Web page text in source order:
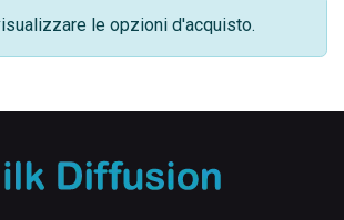
le opzioni d'acquisto.